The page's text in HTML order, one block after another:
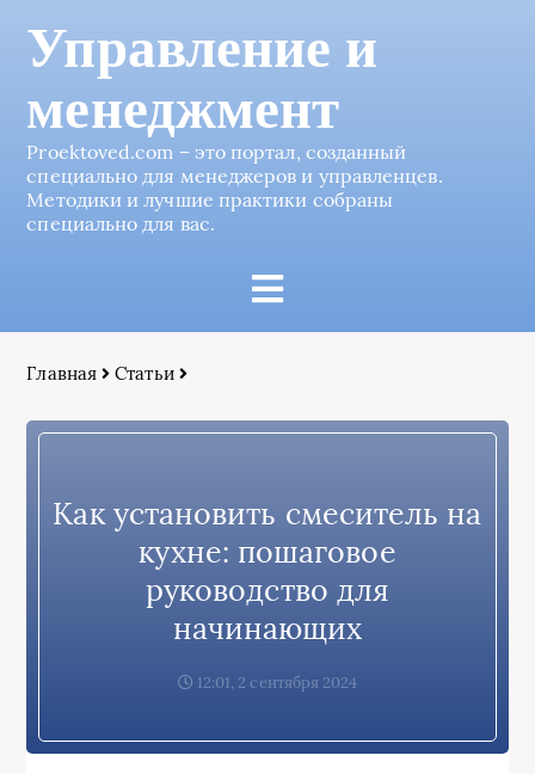
Управление и
менеджмент
Proektoved.com – это портал, созданный
специально для менеджеров и управленцев.
Методики и лучшие практики собраны
специально для вас.
Главная Статьи
Как установить смеситель на
кухне: пошаговое
руководство для
начинающих
12:01, 2 сентября 2024